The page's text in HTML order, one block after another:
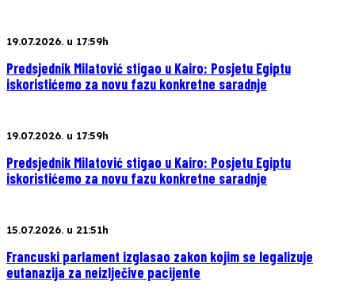
19.07.2026. u 17:59h
Predsjednik Milatović stigao u Kairo: Posjetu Egiptu
iskoristićemo za novu fazu konkretne saradnje
19.07.2026. u 17:59h
Predsjednik Milatović stigao u Kairo: Posjetu Egiptu
iskoristićemo za novu fazu konkretne saradnje
15.07.2026. u 21:51h
Francuski parlament izglasao zakon kojim se legalizuje
eutanazija za neizlječive pacijente